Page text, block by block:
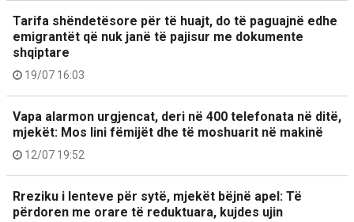
Tarifa shëndetësore për të huajt, do të paguajnë edhe
emigrantët që nuk janë të pajisur me dokumente
shqiptare
19/07 16:03
Vapa alarmon urgjencat, deri në 400 telefonata në ditë,
mjekët: Mos lini fëmijët dhe të moshuarit në makinë
12/07 19:52
Rreziku i lenteve për sytë, mjekët bëjnë apel: Të
përdoren me orare të reduktuara, kujdes ujin